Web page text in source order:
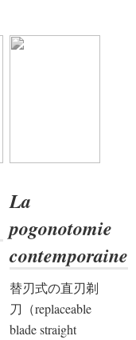
La
pogonotomie
contemporaine
替刃式の直刃剃
刀（replaceable
blade straight